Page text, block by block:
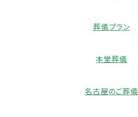
葬儀プラン
本堂葬儀
名古屋のご葬儀